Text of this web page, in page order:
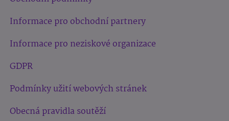
Informace pro obchodní partnery
Informace pro neziskové organizace
GDPR
Podmínky užití webových stránek
Obecná pravidla soutěží